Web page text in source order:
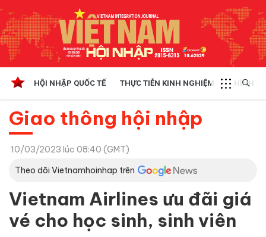
HỘI NHẬP QUỐC TẾ THỰC TIỄN KINH NGHIỆM CHÍNH
Giao thông hội nhập
10/03/2023 lúc 08:40 (GMT)
Theo dõi Vietnamhoinhap trên
Vietnam Airlines ưu đãi giá
vé cho học sinh, sinh viên